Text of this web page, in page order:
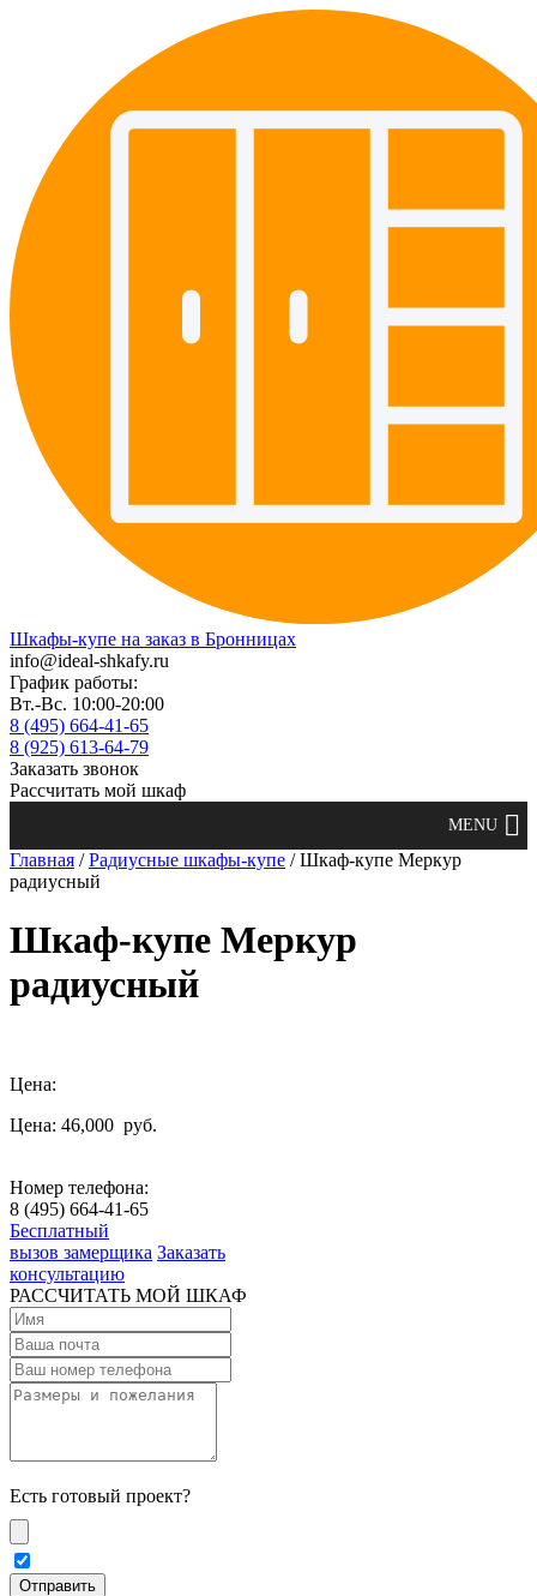
Шкафы-купе на заказ в Бронницах
info@ideal-shkafy.ru
График работы:
Вт.-Вс. 10:00-20:00
8 (495) 664-41-65
8 (925) 613-64-79
Заказать звонок
Рассчитать мой шкаф
Главная /Радиусные шкафы-купе / Шкаф-купе Меркур
радиусный
Шкаф-купе Меркур
радиусный
Цена:
Цена: 46,000 руб.
Номер телефона:
8 (495) 664-41-65
Бесплатный
вызов замерщика Заказать
консультацию
РАССЧИТАТЬ МОЙ ШКАФ
Есть готовый проект?